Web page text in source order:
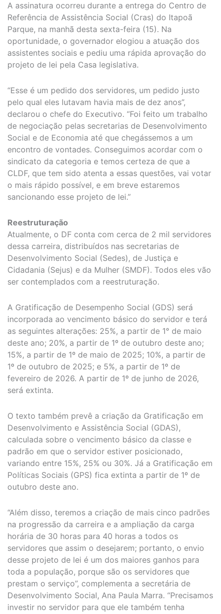
A assinatura ocorreu durante a entrega do Centro de
Referência de Assistência Social (Cras) do Itapoã
Parque, na manhã desta sexta-feira (15). Na
oportunidade, o governador elogiou a atuação dos
assistentes sociais e pediu uma rápida aprovação do
projeto de lei pela Casa legislativa.
“Esse é um pedido dos servidores, um pedido justo
pelo qual eles lutavam havia mais de dez anos”,
declarou o chefe do Executivo. “Foi feito um trabalho
de negociação pelas secretarias de Desenvolvimento
Social e de Economia até que chegássemos a um
encontro de vontades. Conseguimos acordar com o
sindicato da categoria e temos certeza de que a
CLDF, que tem sido atenta a essas questões, vai votar
o mais rápido possível, e em breve estaremos
sancionando esse projeto de lei.”
Reestruturação
Atualmente, o DF conta com cerca de 2 mil servidores
dessa carreira, distribuídos nas secretarias de
Desenvolvimento Social (Sedes), de Justiça e
Cidadania (Sejus) e da Mulher (SMDF). Todos eles vão
ser contemplados com a reestruturação.
A Gratificação de Desempenho Social (GDS) será
incorporada ao vencimento básico do servidor e terá
as seguintes alterações: 25%, a partir de 1° de maio
deste ano; 20%, a partir de 1º de outubro deste ano;
15%, a partir de 1º de maio de 2025; 10%, a partir de
1º de outubro de 2025; e 5%, a partir de 1º de
fevereiro de 2026. A partir de 1º de junho de 2026,
será extinta.
O texto também prevê a criação da Gratificação em
Desenvolvimento e Assistência Social (GDAS),
calculada sobre o vencimento básico da classe e
padrão em que o servidor estiver posicionado,
variando entre 15%, 25% ou 30%. Já a Gratificação em
Políticas Sociais (GPS) fica extinta a partir de 1º de
outubro deste ano.
“Além disso, teremos a criação de mais cinco padrões
na progressão da carreira e a ampliação da carga
horária de 30 horas para 40 horas a todos os
servidores que assim o desejarem; portanto, o envio
desse projeto de lei é um dos maiores ganhos para
toda a população, porque são os servidores que
prestam o serviço”, complementa a secretária de
Desenvolvimento Social, Ana Paula Marra. “Precisamos
investir no servidor para que ele também tenha